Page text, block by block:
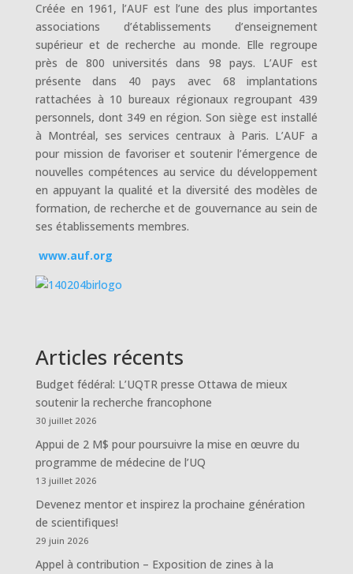
Créée en 1961, l’AUF est l’une des plus importantes
associations d’établissements d’enseignement
supérieur et de recherche au monde. Elle regroupe
près de 800 universités dans 98 pays. L’AUF est
présente dans 40 pays avec 68 implantations
rattachées à 10 bureaux régionaux regroupant 439
personnels, dont 349 en région. Son siège est installé
à Montréal, ses services centraux à Paris. L’AUF a
pour mission de favoriser et soutenir l’émergence de
nouvelles compétences au service du développement
en appuyant la qualité et la diversité des modèles de
formation, de recherche et de gouvernance au sein de
ses établissements membres.
www.auf.org
Articles récents
Budget fédéral: L’UQTR presse Ottawa de mieux
soutenir la recherche francophone
30 juillet 2026
Appui de 2 M$ pour poursuivre la mise en œuvre du
programme de médecine de l’UQ
13 juillet 2026
Devenez mentor et inspirez la prochaine génération
de scientifiques!
29 juin 2026
Appel à contribution – Exposition de zines à la